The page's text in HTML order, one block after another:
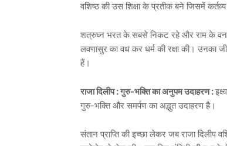
वशिष्ठ की उस शिक्षा के प्रतीक बने जिसमें
शत्रुघ्न भरत के सबसे निकट रहे और राम के
लवणासुर का वध कर धर्म की रक्षा की। उनका
हैं।
राजा दिलीप : गुरु-भक्ति का अनुपम उदाहरण :
गुरु-भक्ति और समर्पण का अद्भुत उदाहरण है।
संतान प्राप्ति की इच्छा लेकर जब राजा दिलीप